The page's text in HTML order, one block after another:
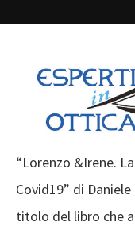
“Lorenzo &Irene.
Covid19” di
titolo del libro che